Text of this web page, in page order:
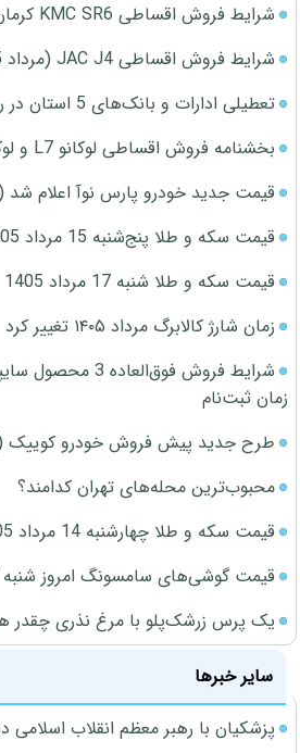
شرایط فروش اقساطی KMC SR6 کرمان موتور اعلام شد
شرایط فروش اقساطی JAC J4 (مرداد 1405)
تعطیلی ادارات و بانک‌های 5 استان در روز چهارشنبه
بخشنامه فروش اقساطی لوکانو L7 و لوکانو L8 (مرداد 1405)
قیمت جدید خودرو پارس نوآ اعلام شد
قیمت سکه و طلا پنج‌شنبه 15 مرداد 1405
قیمت سکه و طلا شنبه 17 مرداد 1405
زمان شارژ کالابرگ مرداد ۱۴۰۵ تغییر کرد
شرایط فروش
زمان ثبت‌نام
طرح جدید پیش فروش خودرو کوییک
محبوب‌ترین محله‌های تهران کدامند؟
قیمت سکه و طلا چهارشنبه 14 مرداد 1405
قیمت گوشی‌های سامسونگ امروز شنبه 17 مرداد 1405
یک پرس زرشک‌پلو با مرغ نذری چقدر
سایر خبرها
پزشکیان با رهبر معظم انقلاب اسلامی